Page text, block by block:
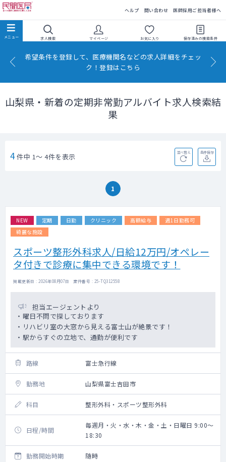
ヘルプ 問い合わせ 医師採用ご担当者様へ
求人検索 マイページ お気に入り 保存済みの検索条件
希望条件を登録して、医療機関名などの求人詳細をチェッ
ク！登録はこちら
山梨県・新着の定期非常勤アルバイト求人検索結
果
4件中 1～ 4件を表示 並べ替え 条件保存
1
NEW 定期 日勤 クリニック 高額給与
週1日勤務可
綺麗な施設
スポーツ整形外科求人/日給12万円/オペレー
タ付きで診療に集中できる環境です！
掲載更新日 : 2026年08月07日 案件番号 : 25-TQ312558
担当エージェントより
・曜日不問で探しております
・リハビリ室の大窓から見える富士山が絶景です！
・駅からすぐの立地で、通勤が便利です
路線 富士急行線
勤務地 山梨県富士吉田市
科目 整形外科・スポーツ整形外科
日程/時間
毎週月・火・水・木・金・土・日曜日 9:00～
18:30
勤務開始時期 随時